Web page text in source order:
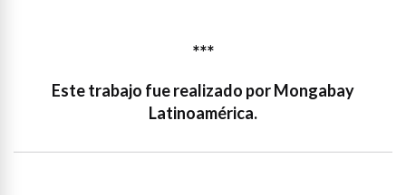
***
Este trabajo fue realizado por Mongabay
Latinoamérica.